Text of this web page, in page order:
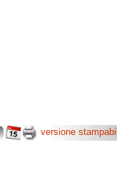
versione